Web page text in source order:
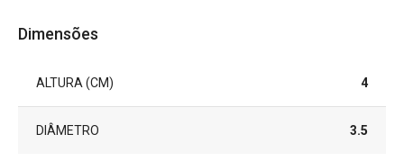
Dimensões
ALTURA (CM) 4
DIÂMETRO 3.5